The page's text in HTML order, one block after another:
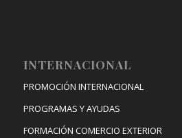
INTERNACIONAL
PROMOCIÓN INTERNACIONAL
PROGRAMAS Y AYUDAS
FORMACIÓN COMERCIO EXTERIOR